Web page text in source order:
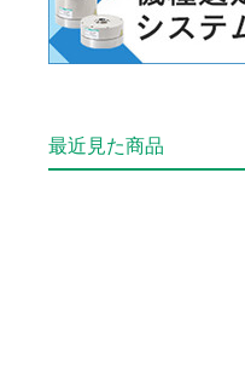
最近見た商品